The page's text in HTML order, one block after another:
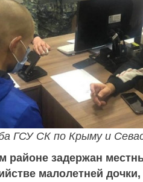
ГСУ СК по Крыму и
районе задержан
малолетней